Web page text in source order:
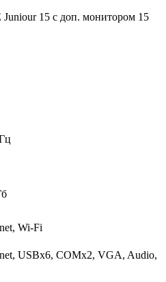
15 с доп. монитором 15
Wi-Fi
USBх6, COMх2, VGA, Audio,